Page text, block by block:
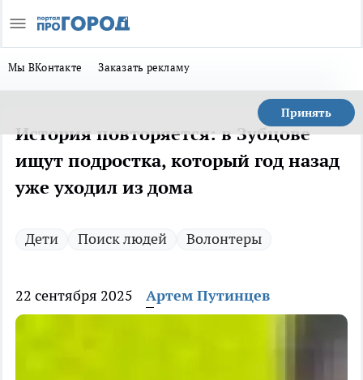
Мы ВКонтакте Заказать рекламу
Принять
История повторяется: в Зубцове
ищут подростка, который год назад
уже уходил из дома
Дети Поиск людей Волонтеры
22 сентября 2025 Артем Путинцев